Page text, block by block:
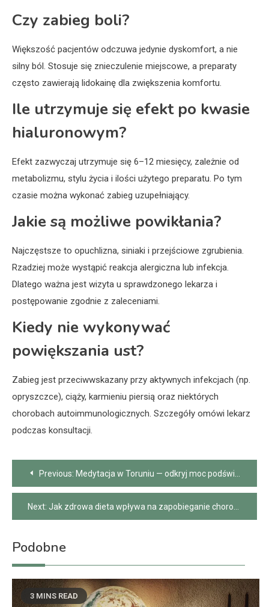
Czy zabieg boli?
Większość pacjentów odczuwa jedynie dyskomfort, a nie
silny ból. Stosuje się znieczulenie miejscowe, a preparaty
często zawierają lidokainę dla zwiększenia komfortu.
Ile utrzymuje się efekt po kwasie
hialuronowym?
Efekt zazwyczaj utrzymuje się 6–12 miesięcy, zależnie od
metabolizmu, stylu życia i ilości użytego preparatu. Po tym
czasie można wykonać zabieg uzupełniający.
Jakie są możliwe powikłania?
Najczęstsze to opuchlizna, siniaki i przejściowe zgrubienia.
Rzadziej może wystąpić reakcja alergiczna lub infekcja.
Dlatego ważna jest wizyta u sprawdzonego lekarza i
postępowanie zgodnie z zaleceniami.
Kiedy nie wykonywać
powiększania ust?
Zabieg jest przeciwwskazany przy aktywnych infekcjach (np.
opryszczce), ciąży, karmieniu piersią oraz niektórych
chorobach autoimmunologicznych. Szczegóły omówi lekarz
podczas konsultacji.
Nawigacja
wpisu
Previous: Medytacja w Toruniu — odkryj moc podświadomości
Next: Jak zdrowa dieta wpływa na zapobieganie chorobom przewlekłym
Podobne
3 MINS READ